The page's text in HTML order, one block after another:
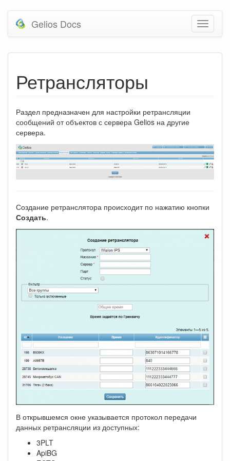
Gelios Docs
Ретрансляторы
Раздел предназначен для настройки ретрансляции
сообщений от объектов с сервера Gelios на другие
сервера.
Создание ретранслятора происходит по нажатию кнопки
Создать.
В открывшемся окне указывается протокол передачи
данных ретрансляции из доступных:
3PLT
ApiBG